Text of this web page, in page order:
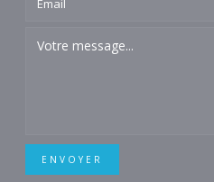
ENVOYER